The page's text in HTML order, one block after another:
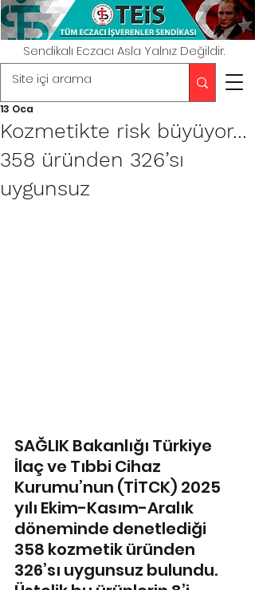
Sendikalı Eczacı Asla Yalnız Değildir.
Kozmetikte risk büyüyor...
358 üründen 326’sı
uygunsuz
13 Oca
SAĞLIK Bakanlığı Türkiye
İlaç ve Tıbbi Cihaz
Kurumu’nun (TİTCK) 2025
yılı Ekim-Kasım-Aralık
döneminde denetlediği
358 kozmetik üründen
326’sı uygunsuz bulundu.